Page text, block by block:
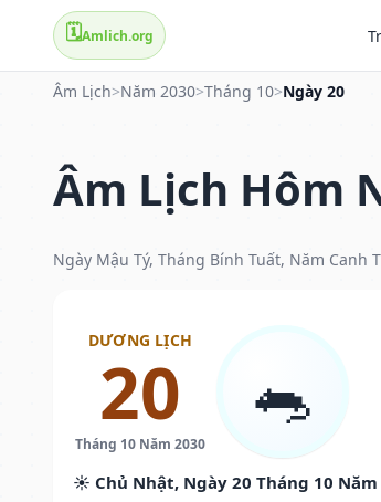
🗓️Amlich.org
Âm Lịch>Năm 2030>Tháng 10>Ngày 20
Âm Lịch Hôm
Ngày Mậu Tý, Tháng Bính Tuất, Năm Canh
DƯƠNG LỊCH
20
Tháng 10 Năm 2030
🐀
☀️ Chủ Nhật, Ngày 20 Tháng 10 Năm